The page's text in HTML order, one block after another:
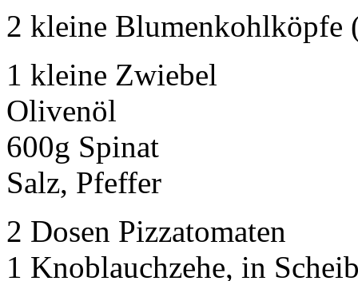
2 kleine Blumenkohlköpfe
1 kleine Zwiebel
Olivenöl
600g Spinat
Salz, Pfeffer
2 Dosen Pizzatomaten
1 Knoblauchzehe, in